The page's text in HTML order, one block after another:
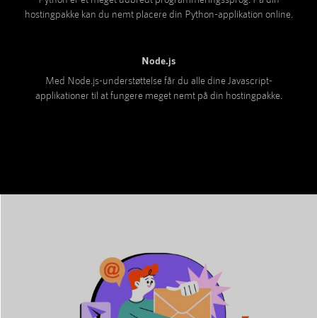
hostingpakke kan du nemt placere din Python-applikation online.
Node.js
Med Node.js-understøttelse får du alle dine Javascript-
applikationer til at fungere meget nemt på din hostingpakke.